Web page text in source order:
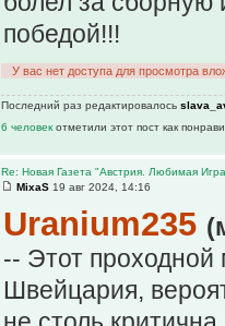
победой!!!
У вас нет доступа для просмотра
Последний раз редактировалось
6 человек отметили этот пост как
Re: Новая Газета "Австрия. Любимая
MixaS 19 авг 2024, 14:16
Uranium235
-- Этот проходной
Швейцария,